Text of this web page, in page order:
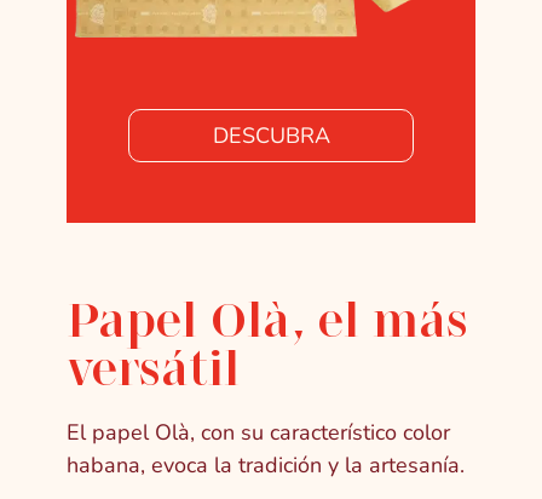
DESCUBRA
Papel Olà, el más
versátil
El papel Olà, con su característico color
habana, evoca la tradición y la artesanía.